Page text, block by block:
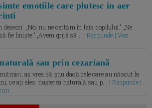
emotiile care plutesc in aer
„Noi nu ne certăm în fața copilului.” „Ne
fie liniște.” „Avem grijă să... | Raspunde | Vezi
sau prin cezariană
aș vrea să știu dacă cele care au născut la
ce ați ales: nașterea naturală sau p... |Raspunde |